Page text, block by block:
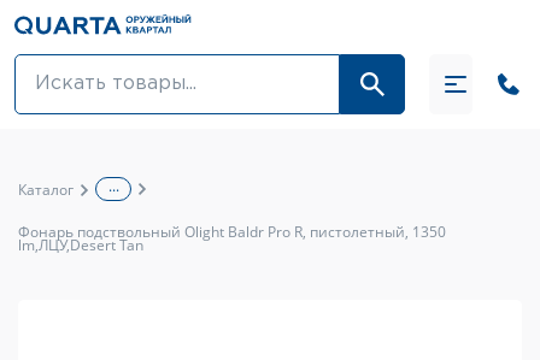
Оптовикам
Каталог ...
Фонарь подствольный Olight Baldr Pro R, пистолетный, 1350
lm,ЛЦУ,Desert Tan